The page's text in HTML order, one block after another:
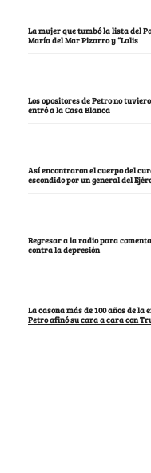
La mujer que tumbó la lista del
María del Mar Pizarro y “Lalis
Los opositores de Petro no
entró a la Casa Blanca
Así encontraron el cuerpo del
escondido por un general del
Regresar a la radio para
contra la depresión
La casona más de 100 años de
Petro afinó su cara a cara con